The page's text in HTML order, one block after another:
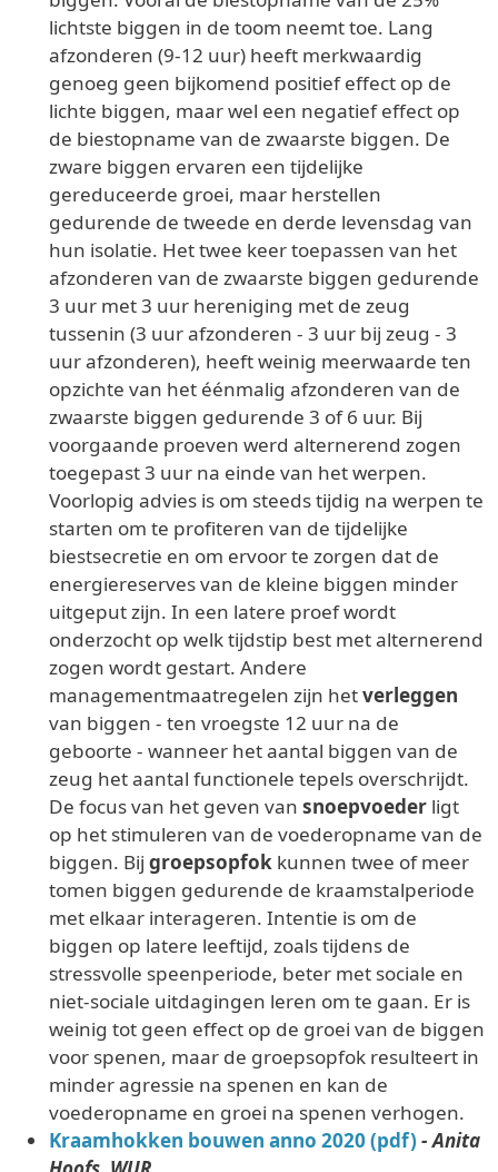
lichtste biggen in de toom neemt toe. Lang
afzonderen (9-12 uur) heeft merkwaardig
genoeg geen bijkomend positief effect op de
lichte biggen, maar wel een negatief effect op
de biestopname van de zwaarste biggen. De
zware biggen ervaren een tijdelijke
gereduceerde groei, maar herstellen
gedurende de tweede en derde levensdag van
hun isolatie. Het twee keer toepassen van het
afzonderen van de zwaarste biggen gedurende
3 uur met 3 uur hereniging met de zeug
tussenin (3 uur afzonderen - 3 uur bij zeug - 3
uur afzonderen), heeft weinig meerwaarde ten
opzichte van het éénmalig afzonderen van de
zwaarste biggen gedurende 3 of 6 uur. Bij
voorgaande proeven werd alternerend zogen
toegepast 3 uur na einde van het werpen.
Voorlopig advies is om steeds tijdig na werpen te
starten om te profiteren van de tijdelijke
biestsecretie en om ervoor te zorgen dat de
energiereserves van de kleine biggen minder
uitgeput zijn. In een latere proef wordt
onderzocht op welk tijdstip best met alternerend
zogen wordt gestart. Andere
managementmaatregelen zijn hetverleggen
van biggen - ten vroegste 12 uur na de
geboorte - wanneer het aantal biggen van de
zeug het aantal functionele tepels overschrijdt.
De focus van het geven van snoepvoeder ligt
op het stimuleren van de voederopname van de
biggen. Bij groepsopfok kunnen twee of meer
tomen biggen gedurende de kraamstalperiode
met elkaar interageren. Intentie is om de
biggen op latere leeftijd, zoals tijdens de
stressvolle speenperiode, beter met sociale en
niet-sociale uitdagingen leren om te gaan. Er is
weinig tot geen effect op de groei van de biggen
voor spenen, maar de groepsopfok resulteert in
minder agressie na spenen en kan de
voederopname en groei na spenen verhogen.
Kraamhokken bouwen anno 2020 (pdf) - Anita